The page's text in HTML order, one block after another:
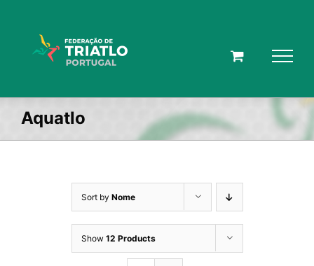
Aquatlo
Sort by Nome
Show 12 Products